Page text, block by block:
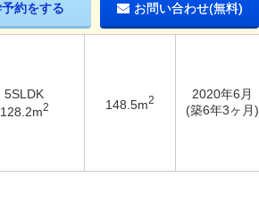
予約をする お問い合わせ(無料)
5SLDK
128.2m2 148.5m2
2020年6月
(築6年3ヶ月)